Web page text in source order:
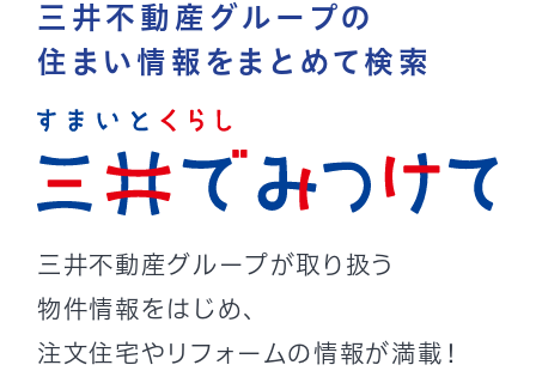
三井不動産グループの
住まい情報をまとめて検索
三井不動産グループが取り扱う
物件情報をはじめ、
注文住宅やリフォームの情報が満載！